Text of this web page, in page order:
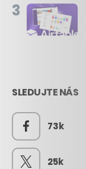
3
SLEDUJTE NÁS
73k
25k